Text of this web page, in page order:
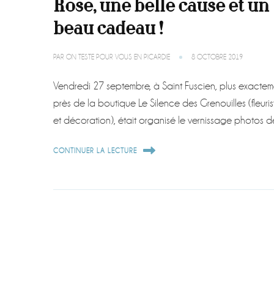
Rose, une belle cause et un
beau cadeau !
PARON TESTE POUR VOUS EN PICARDIE 8 OCTOBRE 2019
Vendredi 27 septembre, à Saint Fuscien, plus
près de la boutique Le Silence des Grenouilles
et décoration), était organisé le vernissage photos
CONTINUER LA LECTURE